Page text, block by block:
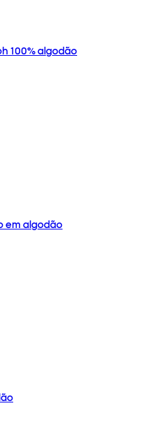
100% algodão
em algodão